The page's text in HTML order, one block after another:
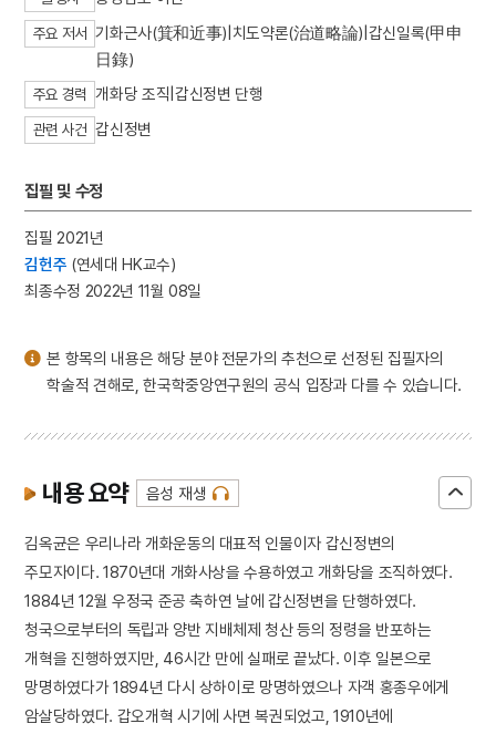
주요 저서 기화근사(箕和近事)|치도약론(治道略論)|갑신일록(甲申
日錄)
주요 경력 개화당 조직|갑신정변 단행
관련 사건 갑신정변
집필 및 수정
집필 2021년
김헌주 (연세대 HK교수)
최종수정 2022년 11월 08일
본 항목의 내용은 해당 분야 전문가의 추천으로 선정된 집필자의
학술적 견해로, 한국학중앙연구원의 공식 입장과 다를 수 있습니다.
내용 요약 음성 재생
김옥균은 우리나라 개화운동의 대표적 인물이자 갑신정변의
주모자이다. 1870년대 개화사상을 수용하였고 개화당을 조직하였다.
1884년 12월 우정국 준공 축하연 날에 갑신정변을 단행하였다.
청국으로부터의 독립과 양반 지배체제 청산 등의 정령을 반포하는
개혁을 진행하였지만, 46시간 만에 실패로 끝났다. 이후 일본으로
망명하였다가 1894년 다시 상하이로 망명하였으나 자객 홍종우에게
암살당하였다. 갑오개혁 시기에 사면 복권되었고, 1910년에